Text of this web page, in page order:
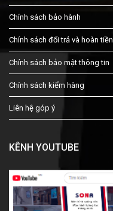
Chính sách bảo hành
Chính sách đổi trả và hoàn tiền
Chính sách bảo mật thông tin
Chính sách kiểm hàng
Liên hệ góp ý
KÊNH YOUTUBE